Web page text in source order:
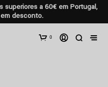
superiores a 60€ em Portugal,
desconto.
0